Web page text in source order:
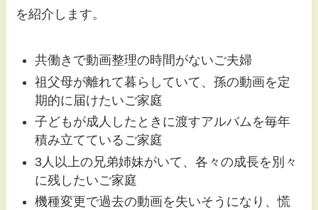
を紹介します。
共働きで動画整理の時間がないご夫婦
祖父母が離れて暮らしていて、孫の動画を定
期的に届けたいご家庭
子どもが成人したときに渡すアルバムを毎年
積み立てているご家庭
3人以上の兄弟姉妹がいて、各々の成長を別々
に残したいご家庭
機種変更で過去の動画を失いそうになり、慌